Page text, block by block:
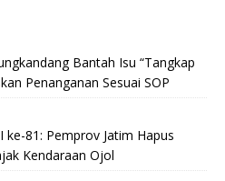
Bantah Isu “Tangkap
Penanganan Sesuai SOP
ke-81: Pemprov Jatim Hapus
Kendaraan Ojol